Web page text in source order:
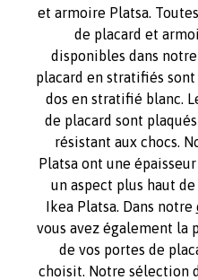
et armoire Platsa.
de placard et
disponibles dans
placard en stratifiés
dos en stratifié blanc.
de placard sont
résistant aux chocs.
Platsa ont une
un aspect plus haut
Ikea Platsa. Dans notre
vous avez également la
de vos portes de
choisit. Notre sélection